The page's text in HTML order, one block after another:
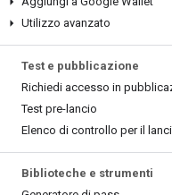
Utilizzo avanzato
Test e pubblicazione
Richiedi accesso in
Test pre-lancio
Elenco di controllo per il
Biblioteche e strumenti